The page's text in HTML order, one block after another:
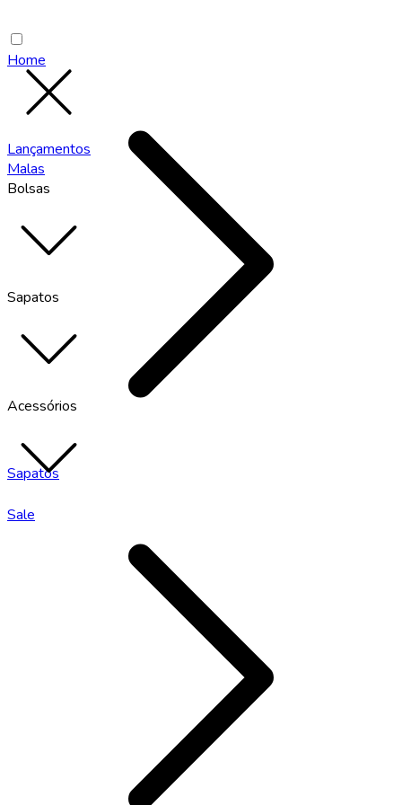
Lançamentos
Malas
Bolsas
Sapatos
Acessórios
Sale
Home
Sapatos